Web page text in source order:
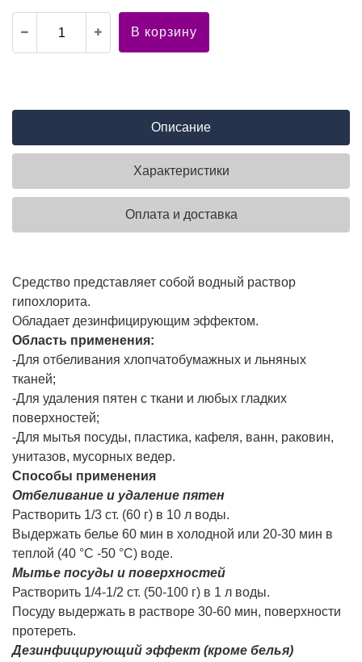
В корзину
Описание
Характеристики
Оплата и доставка
Средство представляет собой водный раствор
гипохлорита.
Обладает дезинфицирующим эффектом.
Область применения:
-Для отбеливания хлопчатобумажных и льняных
тканей;
-Для удаления пятен с ткани и любых гладких
поверхностей;
-Для мытья посуды, пластика, кафеля, ванн, раковин,
унитазов, мусорных ведер.
Способы применения
Отбеливание и удаление пятен
Растворить 1/3 ст. (60 г) в 10 л воды.
Выдержать белье 60 мин в холодной или 20-30 мин в
теплой (40 °С -50 °С) воде.
Мытье посуды и поверхностей
Растворить 1/4-1/2 ст. (50-100 г) в 1 л воды.
Посуду выдержать в растворе 30-60 мин, поверхности
протереть.
Дезинфицирующий эффект (кроме белья)